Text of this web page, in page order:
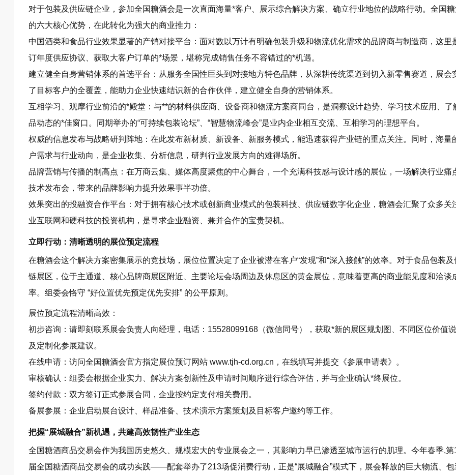
对于包装及供应链企业，参加全国糖酒会是一次直面海量*客户、展示综合解决方案、确立行业地位的战略行动。全国
的六大核心优势，在此转化为强大的商业推力：
中国酒类和食品行业效果显著的产销对接平台：面对数以万计有明确包装升级和物流优化需求的品牌商与制造商，这里
订年度供应协议、获取大客户订单的*场景，堪称完成销售任务不容错过的*机遇。
建立健全自身营销体系的首选平台：从服务全国性巨头到对接地方特色品牌，从深耕传统渠道到切入新零售赛道，展会
了目标客户的全覆盖，能助力企业快速结识新的合作伙伴，建立健全自身的营销体系。
互相学习、观摩行业前沿的*殿堂：与**的材料供应商、设备商和物流方案商同台，是洞察设计趋势、学习技术应用、了
品动态的*佳窗口。同期举办的“可持续包装论坛”、“智慧物流峰会”是业内企业相互交流、互相学习的理想平台。
权威的信息发布与战略研判阵地：在此发布新材质、新设备、新服务模式，能迅速获得产业链的重点关注。同时，海量
户需求与行业动向，是企业收集、分析信息，研判行业发展方向的难得场所。
品牌营销与传播的制高点：在万商云集、媒体高度聚焦的中心舞台，一个充满科技感与设计感的展位，一场解决行业痛
技术发布会，带来的品牌影响力提升效果事半功倍。
效果突出的投融资合作平台：对于拥有核心技术或创新商业模式的包装科技、供应链数字化企业，糖酒会汇聚了众多关
业互联网和硬科技的投资机构，是寻求企业融资、兼并合作的宝贵契机。
立即行动：清晰透明的展位预定流程
在糖酒会这个解决方案密集展示的竞技场，展位位置决定了企业被潜在客户“发现”和“深入接触”的效率。对于食品包装及
链展区，位于主通道、核心品牌商展区附近、主要论坛会场周边及休息区的黄金展位，意味着更高的商业能见度和洽谈
率。组委会恪守 “好位置优先预定优先安排” 的公平原则。
展位预定流程清晰高效：
初步咨询：请即刻联系展会负责人向经理，电话：15528099168（微信同号），获取*新的展区规划图、不同区位价值
及定制化参展建议。
在线申请：访问全国糖酒会官方指定展位预订网站 www.tjh-cd.org.cn ，在线填写并提交《参展申请表》。
审核确认：组委会根据企业实力、解决方案创新性及申请时间顺序进行综合评估，并与企业确认*终展位。
签约付款：双方签订正式参展合同，企业按约定支付相关费用。
备展参展：企业启动展台设计、样品准备、技术演示方案策划及目标客户邀约等工作。
把握“展城融合”新机遇，共建高效韧性产业生态
全国糖酒商品交易会作为我国历史悠久、规模宏大的专业展会之一，其影响力早已渗透至城市运行的肌理。今年春季,第
届全国糖酒商品交易会的成功实践——配套举办了213场促消费行动，正是“展城融合”模式下，展会释放的巨大物流、包